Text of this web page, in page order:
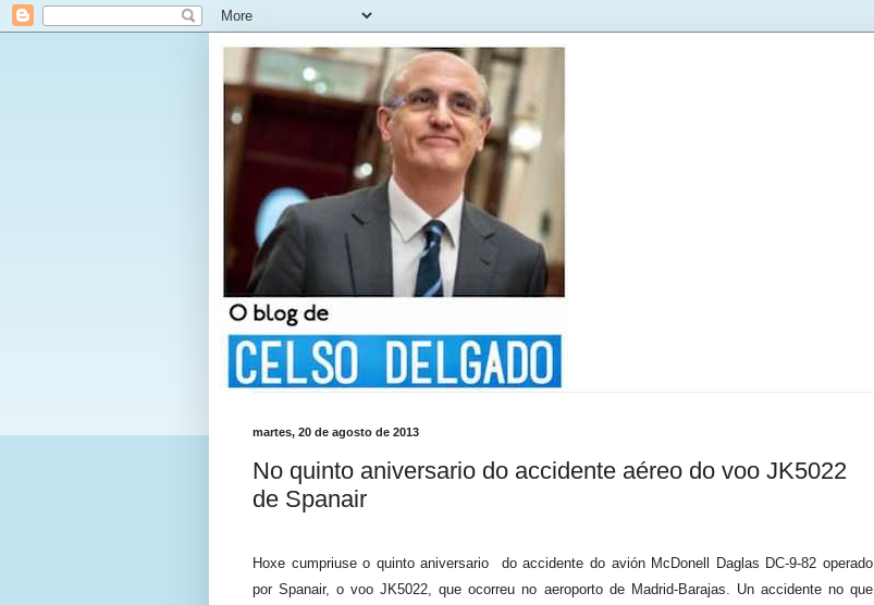
martes, 20 de agosto de 2013
No quinto aniversario do accidente aéreo do voo JK5022
de Spanair
Hoxe cumpriuse o quinto aniversario do accidente do avión McDonell Daglas DC-9-82 operado
por Spanair, o voo JK5022, que ocorreu no aeroporto de Madrid-Barajas. Un accidente no que